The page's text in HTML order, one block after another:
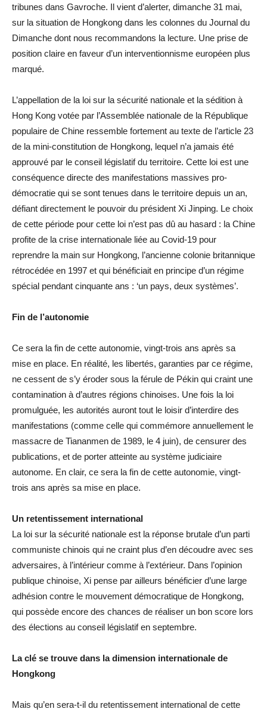
tribunes dans Gavroche. Il vient d’alerter, dimanche 31 mai,
sur la situation de Hongkong dans les colonnes du Journal du
Dimanche dont nous recommandons la lecture. Une prise de
position claire en faveur d’un interventionnisme européen plus
marqué.
L’appellation de la loi sur la sécurité nationale et la sédition à
Hong Kong votée par l’Assemblée nationale de la République
populaire de Chine ressemble fortement au texte de l’article 23
de la mini-constitution de Hongkong, lequel n’a jamais été
approuvé par le conseil législatif du territoire. Cette loi est une
conséquence directe des manifestations massives pro-
démocratie qui se sont tenues dans le territoire depuis un an,
défiant directement le pouvoir du président Xi Jinping. Le choix
de cette période pour cette loi n’est pas dû au hasard : la Chine
profite de la crise internationale liée au Covid-19 pour
reprendre la main sur Hongkong, l’ancienne colonie britannique
rétrocédée en 1997 et qui bénéficiait en principe d’un régime
spécial pendant cinquante ans : ‘un pays, deux systèmes’.
Fin de l’autonomie
Ce sera la fin de cette autonomie, vingt-trois ans après sa
mise en place. En réalité, les libertés, garanties par ce régime,
ne cessent de s’y éroder sous la férule de Pékin qui craint une
contamination à d’autres régions chinoises. Une fois la loi
promulguée, les autorités auront tout le loisir d’interdire des
manifestations (comme celle qui commémore annuellement le
massacre de Tiananmen de 1989, le 4 juin), de censurer des
publications, et de porter atteinte au système judiciaire
autonome. En clair, ce sera la fin de cette autonomie, vingt-
trois ans après sa mise en place.
Un retentissement international
La loi sur la sécurité nationale est la réponse brutale d’un parti
communiste chinois qui ne craint plus d’en découdre avec ses
adversaires, à l’intérieur comme à l’extérieur. Dans l’opinion
publique chinoise, Xi pense par ailleurs bénéficier d’une large
adhésion contre le mouvement démocratique de Hongkong,
qui possède encore des chances de réaliser un bon score lors
des élections au conseil législatif en septembre.
La clé se trouve dans la dimension internationale de
Hongkong
Mais qu’en sera-t-il du retentissement international de cette